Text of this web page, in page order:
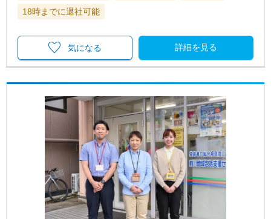
18時までに退社可能
詳細を見る
気になる